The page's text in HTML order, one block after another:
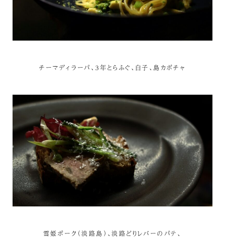
チーマディラーパ、３年とらふぐ、白子、島カボチャ
雪姫ポーク（淡路島）、淡路どりレバーのパテ、